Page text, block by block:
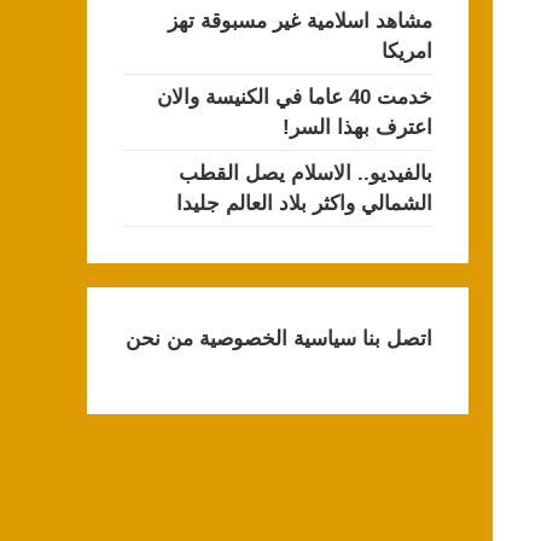
مشاهد اسلامية غير مسبوقة تهز
امريكا
خدمت 40 عاما في الكنيسة والان
اعترف بهذا السر!
بالفيديو.. الاسلام يصل القطب
الشمالي واكثر بلاد العالم جليدا
اتصل بنا سياسية الخصوصية من نحن